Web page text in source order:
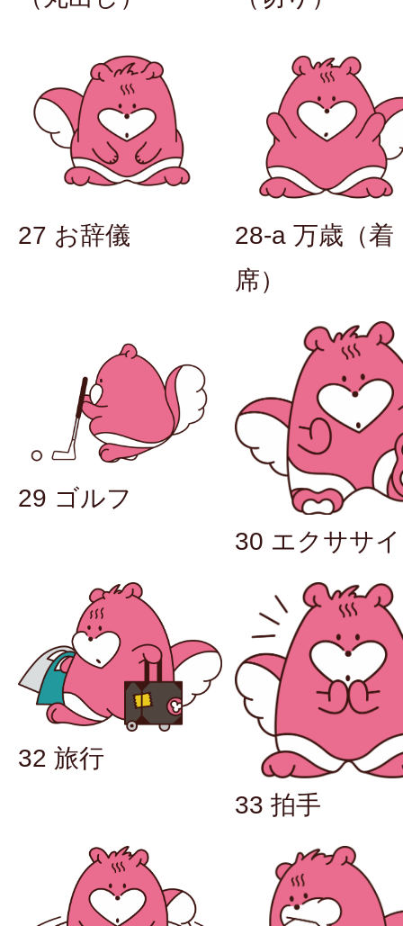
27 お辞儀
28-a 万歳（着
席）
29 ゴルフ
30 エクササ
32 旅行
33 拍手